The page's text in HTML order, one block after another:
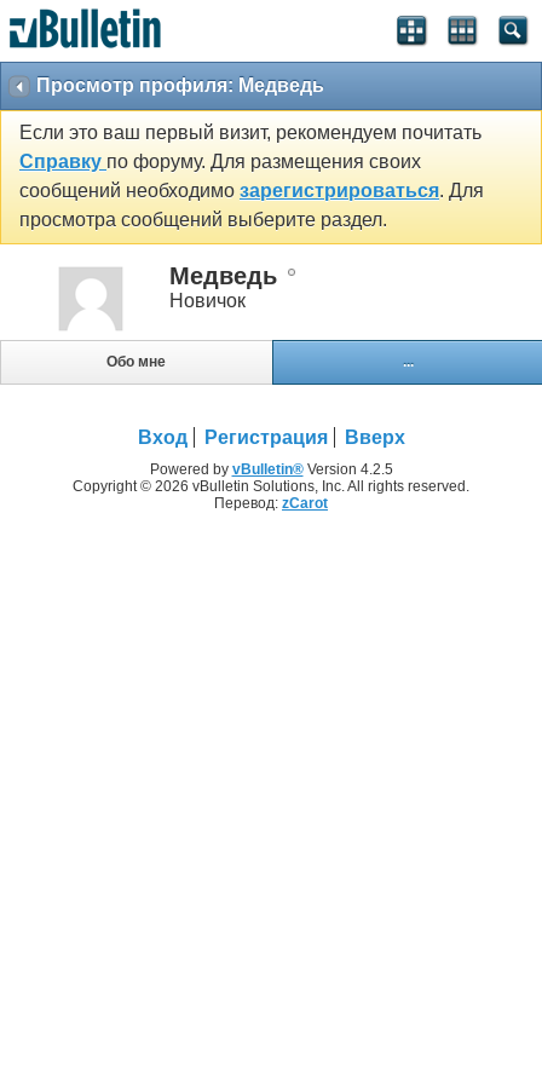
Просмотр профиля: Медведь
Если это ваш первый визит, рекомендуем почитать
Справку по форуму. Для размещения своих
сообщений необходимо зарегистрироваться. Для
просмотра сообщений выберите раздел.
Медведь
Новичок
Обо мне ...
Вход Регистрация Вверх
Powered by vBulletin®Version 4.2.5
Copyright © 2026 vBulletin Solutions, Inc. All rights reserved.
Перевод: zCarot